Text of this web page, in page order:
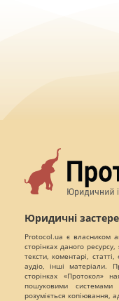
Юридичні
Protocol.ua є власником
сторінках даного
тексти, коментарі,
аудіо, інші матеріали.
сторінках «Протокол»
пошуковими
розуміється копіювання,